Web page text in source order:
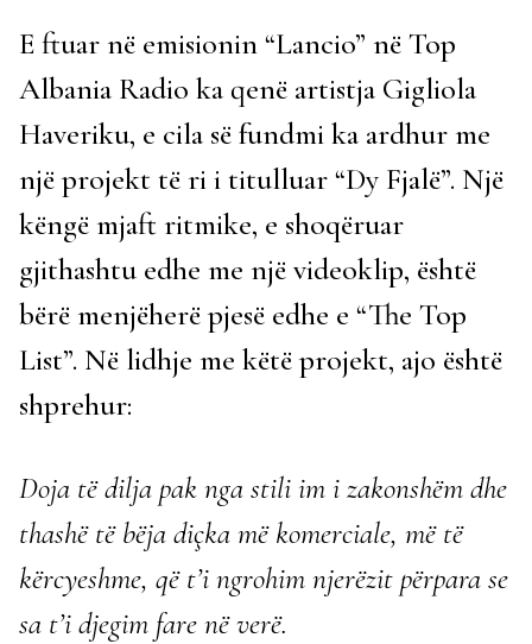
E ftuar në emisionin “Lancio” në Top
Albania Radio ka qenë artistja Gigliola
Haveriku, e cila së fundmi ka ardhur me
një projekt të ri i titulluar “Dy Fjalë”. Një
këngë mjaft ritmike, e shoqëruar
gjithashtu edhe me një videoklip, është
bërë menjëherë pjesë edhe e “The Top
List”. Në lidhje me këtë projekt, ajo është
shprehur:
Doja të dilja pak nga stili im i zakonshëm dhe
thashë të bëja diçka më komerciale, më të
kërcyeshme, që t’i ngrohim njerëzit përpara se
sa t’i djegim fare në verë.